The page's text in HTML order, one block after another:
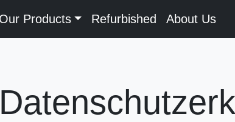
Our Products Refurbished About Us